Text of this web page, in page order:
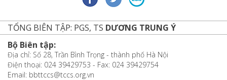
TỔNG BIÊN TẬP: PGS, TS DƯƠNG TRUNG Ý
Bộ Biên tập:
Địa chỉ: Số 28, Trần Bình Trọng - thành phố Hà Nội
Điện thoại: 024 39429753 - Fax: 024 39429754
Email: bbttccs@tccs.org.vn